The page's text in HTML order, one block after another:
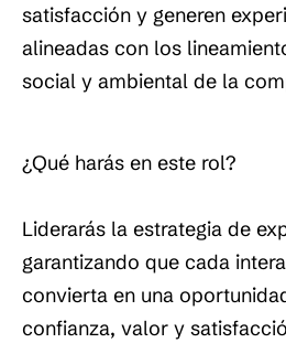
satisfacción y generen
alineadas con los
social y ambiental de la
¿Qué harás en este rol?
Liderarás la estrategia de
garantizando que cada
convierta en una
confianza, valor y